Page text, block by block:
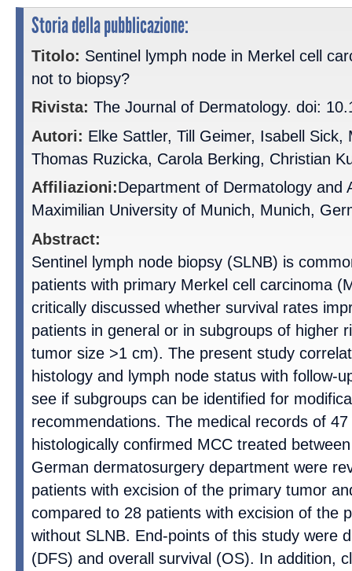
Storia della pubblicazione:
Titolo: Sentinel lymph node in Merkel cell
not to biopsy?
Rivista: The Journal of Dermatology. doi:
Autori: Elke Sattler, Till Geimer, Isabell Sick,
Thomas Ruzicka, Carola Berking, Christian
Affiliazioni:Department of Dermatology and
Maximilian University of Munich, Munich,
Abstract:
Sentinel lymph node biopsy (SLNB) is
patients with primary Merkel cell carcinoma
critically discussed whether survival rates
patients in general or in subgroups of higher
tumor size >1 cm). The present study
histology and lymph node status with follow-
see if subgroups can be identified for
recommendations. The medical records of
histologically confirmed MCC treated
German dermatosurgery department were
patients with excision of the primary tumor
compared to 28 patients with excision of the
without SLNB. End-points of this study were
(DFS) and overall survival (OS). In addition,